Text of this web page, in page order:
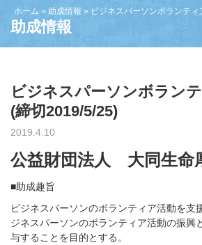
ホーム » 助成情報 » ビジネスパーソンボランテ
助成情報
ビジネスパーソンボラン
(締切2019/5/25)
2019.4.10
公益財団法人 大同生命
■助成趣旨
ビジネスパーソンのボランティア活動を支
ジネスパーソンのボランティア活動の振興
与することを目的とする。